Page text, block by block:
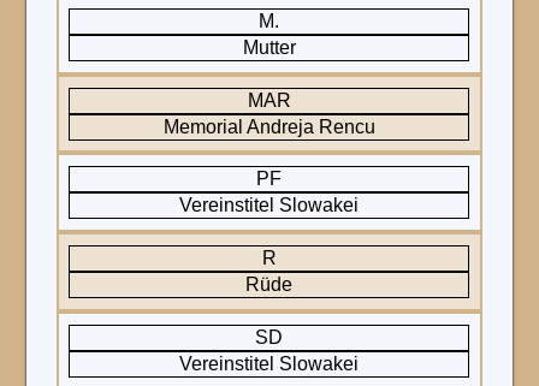
M.
Mutter
MAR
Memorial Andreja Rencu
PF
Vereinstitel Slowakei
R
Rüde
SD
Vereinstitel Slowakei